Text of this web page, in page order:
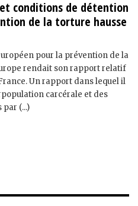
conditions de détention
de la torture hausse
pour la prévention de la
rendait son rapport relatif
Un rapport dans lequel il
carcérale et des
(...)